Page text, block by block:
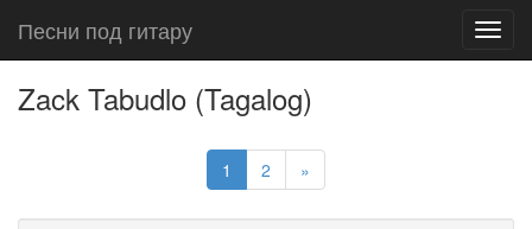
Песни под гитару
Zack Tabudlo (Tagalog)
1 2 »